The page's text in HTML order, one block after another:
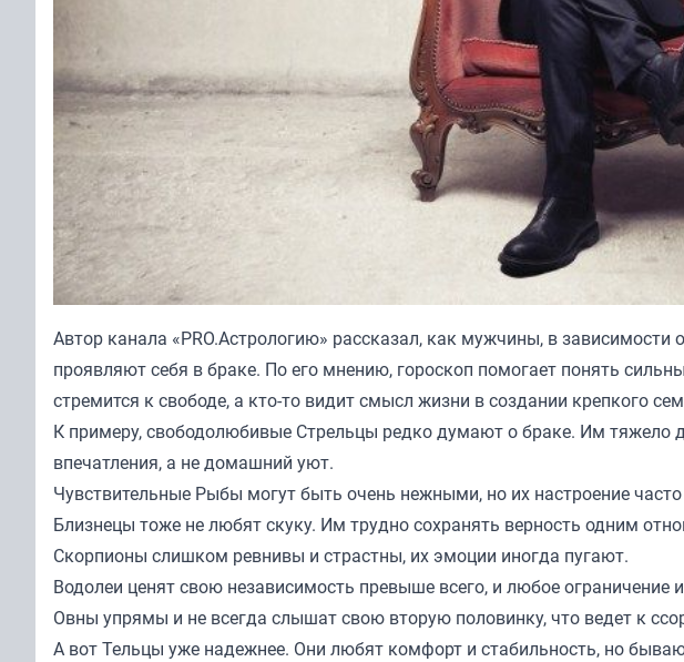
Автор канала «PRO.Астрологию» рассказал, как мужчины, в зависимости
проявляют себя в браке. По его мнению, гороскоп помогает понять
стремится к свободе, а кто-то видит смысл жизни в создании крепкого
К примеру, свободолюбивые Стрельцы редко думают о браке. Им тяжело
впечатления, а не домашний уют.
Чувствительные Рыбы могут быть очень нежными, но их настроение
Близнецы тоже не любят скуку. Им трудно сохранять верность одним
Скорпионы слишком ревнивы и страстны, их эмоции иногда пугают.
Водолеи ценят свою независимость превыше всего, и любое
Овны упрямы и не всегда слышат свою вторую половинку, что ведет к
А вот Тельцы уже надежнее. Они любят комфорт и стабильность, но